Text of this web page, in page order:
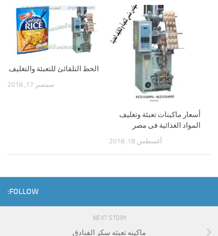
الخط التلقائئ للتعبئة والتغليف
سبتمبر 17, 2018
أسعار ماكينات تعبئة وتغليف
المواد الغذائية فى مصر
أغسطس 18, 2018
FOLLOW:
NEXT STORY
ماكينه تعبئه سكر الفنادق